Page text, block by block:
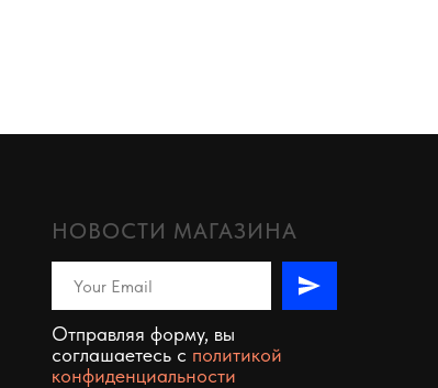
НОВОСТИ МАГАЗИНА
Отправляя форму, вы
соглашаетесь c политикой
конфиденциальности